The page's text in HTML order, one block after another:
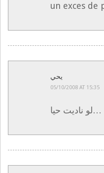
un exces de
يحي
05/10/2008 AT 15:35
لو ناديت حيا…